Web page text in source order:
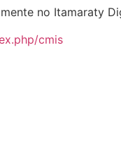
no Itamaraty
cmis